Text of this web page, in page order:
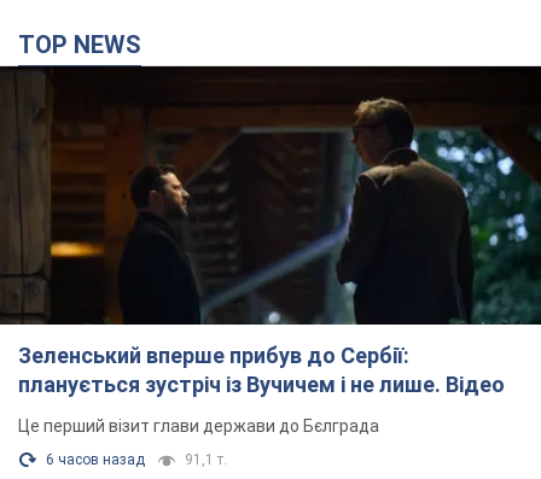
TOP NEWS
Зеленський вперше прибув до Сербії:
планується зустріч із Вучичем і не лише. Відео
Це перший візит глави держави до Бєлграда
6 часов назад 91,1 т.